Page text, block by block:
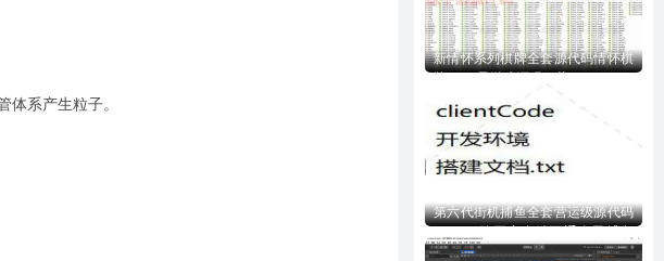
系产生粒子。
新情怀系列棋牌全套源代码情怀棋
第六代街机捕鱼全套营运级源代码
全套完美源代码下载